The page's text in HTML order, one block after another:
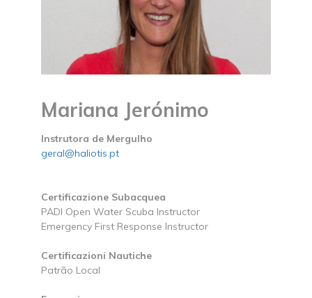
Mariana Jerónimo
Instrutora de Mergulho
geral@haliotis.pt
Certificazione Subacquea
PADI Open Water Scuba Instructor
Emergency First Response Instructor
Certificazioni Nautiche
Patrão Local